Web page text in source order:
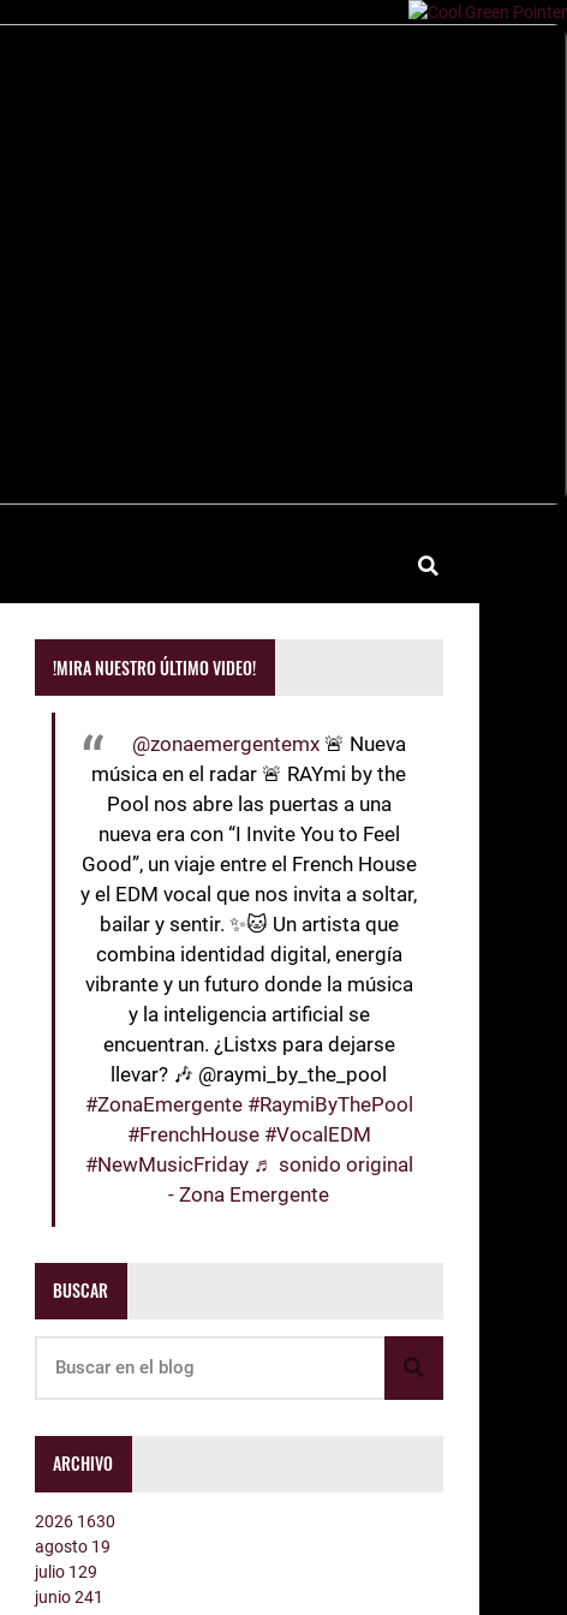
!MIRA NUESTRO ÚLTIMO VIDEO!
@zonaemergentemx 🚨 Nueva
música en el radar 🚨 RAYmi by the
Pool nos abre las puertas a una
nueva era con “I Invite You to Feel
Good”, un viaje entre el French House
y el EDM vocal que nos invita a soltar,
bailar y sentir. ✨🐱 Un artista que
combina identidad digital, energía
vibrante y un futuro donde la música
y la inteligencia artificial se
encuentran. ¿Listxs para dejarse
llevar? 🎶 @raymi_by_the_pool
#ZonaEmergente #RaymiByThePool
#FrenchHouse #VocalEDM
#NewMusicFriday ♬ sonido original
- Zona Emergente
BUSCAR
ARCHIVO
2026 1630
agosto 19
julio 129
junio241